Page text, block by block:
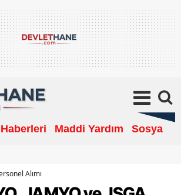
Maddi Yardım Sosyal
Alımı